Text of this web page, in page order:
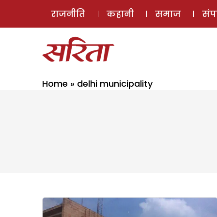
राजनीति कहानी समाज
Home » delhi municipality